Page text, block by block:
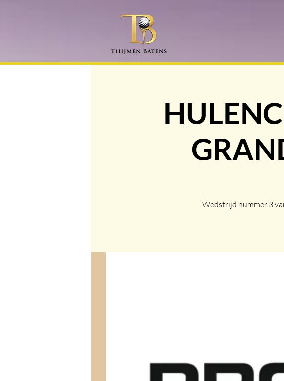
Wedstrijd nummer 3